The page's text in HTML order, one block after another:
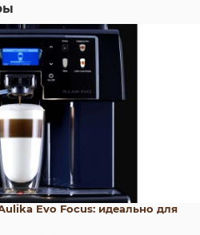
Evo Focus: идеально для